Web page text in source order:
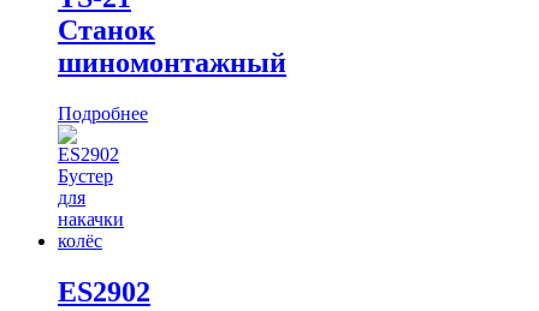
Станок
шиномонтажный
Подробнее
ES2902